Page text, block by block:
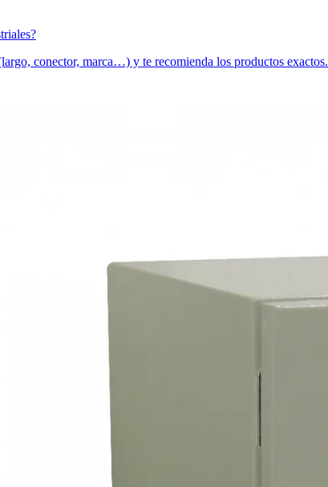
?
conector, marca…) y te recomienda los productos exactos.